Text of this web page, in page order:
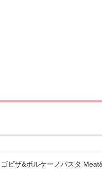
ゴピザ&ボルケーノパスタ